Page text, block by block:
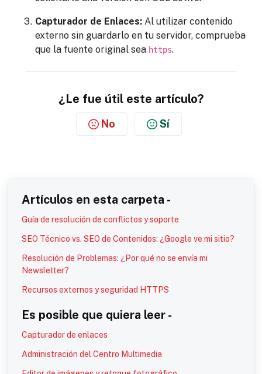
Capturador de Enlaces: Al utilizar contenido
externo sin guardarlo en tu servidor, comprueba
que la fuente original sea https.
¿Le fue útil este artículo?
No Sí
Artículos en esta carpeta -
Guía de resolución de conflictos y soporte
SEO Técnico vs. SEO de Contenidos: ¿Google ve mi sitio?
Resolución de Problemas: ¿Por qué no se envía mi
Newsletter?
Recursos externos y seguridad HTTPS
Es posible que quiera leer -
Capturador de enlaces
Administración del Centro Multimedia